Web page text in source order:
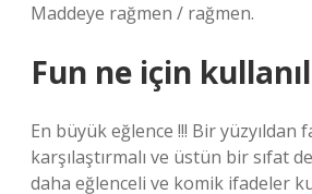
Maddeye rağmen / rağmen.
Fun ne için
En büyük eğlence !!! Bir yüzyıldan
karşılaştırmalı ve üstün bir sıfat
daha eğlenceli ve komik ifadeler